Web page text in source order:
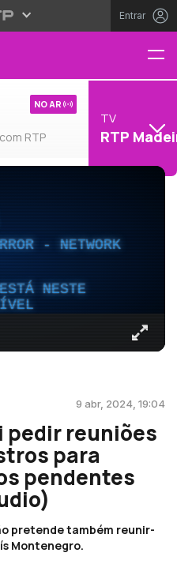
Entrar
RTP
NO AR
TV
RTP
- NETWORK
NESTE
9 abr, 2024, 19:04
pedir reuniões
para
pendentes
pretende também reunir-
Montenegro.